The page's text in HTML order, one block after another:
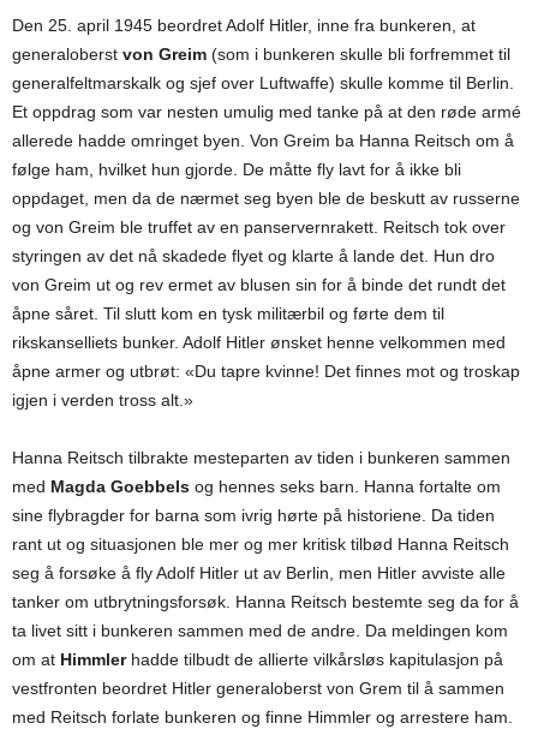
Den 25. april 1945 beordret Adolf Hitler, inne fra bunkeren, at
generaloberst von Greim (som i bunkeren skulle bli forfremmet til
generalfeltmarskalk og sjef over Luftwaffe) skulle komme til Berlin.
Et oppdrag som var nesten umulig med tanke på at den røde armé
allerede hadde omringet byen. Von Greim ba Hanna Reitsch om å
følge ham, hvilket hun gjorde. De måtte fly lavt for å ikke bli
oppdaget, men da de nærmet seg byen ble de beskutt av russerne
og von Greim ble truffet av en panservernrakett. Reitsch tok over
styringen av det nå skadede flyet og klarte å lande det. Hun dro
von Greim ut og rev ermet av blusen sin for å binde det rundt det
åpne såret. Til slutt kom en tysk militærbil og førte dem til
rikskanselliets bunker. Adolf Hitler ønsket henne velkommen med
åpne armer og utbrøt: «Du tapre kvinne! Det finnes mot og troskap
igjen i verden tross alt.»
Hanna Reitsch tilbrakte mesteparten av tiden i bunkeren sammen
med Magda Goebbels og hennes seks barn. Hanna fortalte om
sine flybragder for barna som ivrig hørte på historiene. Da tiden
rant ut og situasjonen ble mer og mer kritisk tilbød Hanna Reitsch
seg å forsøke å fly Adolf Hitler ut av Berlin, men Hitler avviste alle
tanker om utbrytningsforsøk. Hanna Reitsch bestemte seg da for å
ta livet sitt i bunkeren sammen med de andre. Da meldingen kom
om at Himmlerhadde tilbudt de allierte vilkårsløs kapitulasjon på
vestfronten beordret Hitler generaloberst von Grem til å sammen
med Reitsch forlate bunkeren og finne Himmler og arrestere ham.